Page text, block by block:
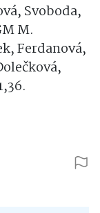
Svoboda,
M.
Ferdanová,